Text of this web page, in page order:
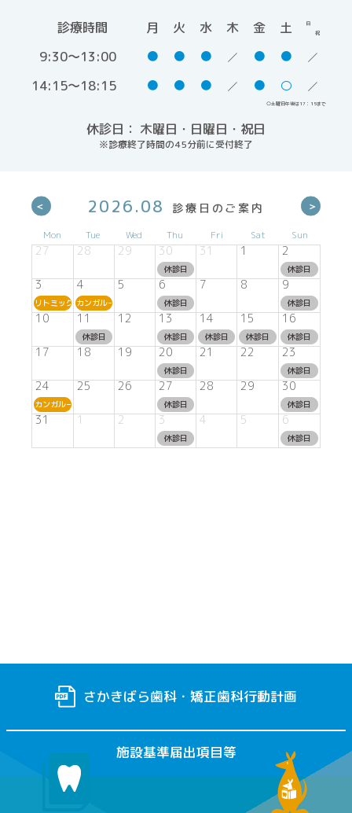
診療時間 月 火 水 木 金 土
日
祝
9:30～13:00 ● ● ● ●
●
14:15～18:15
● ● ● ● ○
○土曜日午後は17：15まで
休診日： 木曜日・日曜日・祝日
※診療終了時間の45分前に受付終了
2026.08
Mon Tue Wed Thu Fri Sat Sun
27 28 29 30 31 1 2
休診日 休診日
3 4 5 6 7 8 9
リトミック カンガルーム 休診日 休診日
10 11 12 13 14 15 16
休診日 休診日 休診日 休診日 休診日
17 18 19 20 21 22 23
休診日 休診日
24 25 26 27 28 29 30
カンガルーム 休診日 休診日
31 1 2 3 4 5 6
休診日 休診日
さかきばら歯科・矯正歯科行動計画
施設基準届出項目等